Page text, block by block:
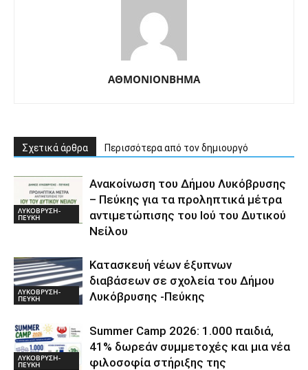
ΑΘΜΟΝΙΟΝΒΗΜΑ
Σχετικά άρθρα Περισσότερα από τον δημιουργό
ΛΥΚΟΒΡΥΣΗ-
ΠΕΥΚΗ
Ανακοίνωση του Δήμου Λυκόβρυσης
– Πεύκης για τα προληπτικά μέτρα
αντιμετώπισης του Ιού του Δυτικού
Νείλου
ΛΥΚΟΒΡΥΣΗ-
ΠΕΥΚΗ
Κατασκευή νέων έξυπνων
διαβάσεων σε σχολεία του Δήμου
Λυκόβρυσης -Πεύκης
ΛΥΚΟΒΡΥΣΗ-
ΠΕΥΚΗ
Summer Camp 2026: 1.000 παιδιά,
41% δωρεάν συμμετοχές και μια νέα
φιλοσοφία στήριξης της